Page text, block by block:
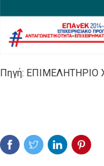
Πηγή: ΕΠΙΜΕΛΗΤΗΡΙΟ